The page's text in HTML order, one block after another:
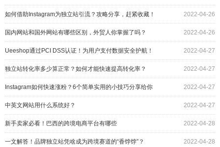
如何借助Instagram为独立站引流？攻略分享，赶紧收藏！ 2022-04-26
国内网站和国外网站有哪些区别，外贸人你掌握了吗？ 2022-04-26
Ueeshop通过PCI DSS认证！为用户支付数据安全护航！ 2022-04-27
独立站转化率多少算正常？如何才能快速提高转化率？ 2022-04-27
Instagram如何快速涨粉？6个简单实用的小技巧分享给你 2022-04-27
中英文网站用什么系统好？ 2022-04-27
新手卖家必看！巴西的跨境电商平台有哪些 2022-04-28
一文解答！品牌独立站凭啥成为跨境赛道的“香饽饽”？ 2022-04-28